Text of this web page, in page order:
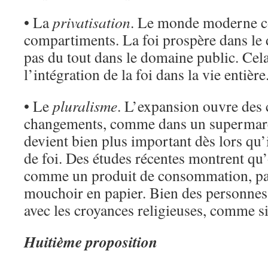
• Laprivatisation. Le monde moderne
compartiments. La foi prospère dans
pas du tout dans le domaine public.
l’intégration de la foi dans la vie
• Lepluralisme. L’expansion ouvre
changements, comme dans un
devient bien plus important dès lors
de foi. Des études récentes montrent
comme un produit de consommation,
mouchoir en papier. Bien des
avec les croyances religieuses, comme
Huitième proposition